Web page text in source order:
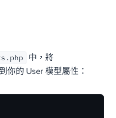
中，將
你的 User 模型屬性：